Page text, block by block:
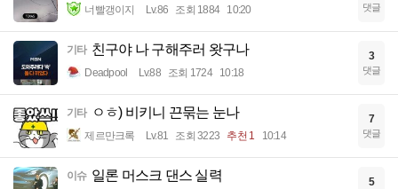
너빨갱이지 Lv.86 조회 1884 10:20 댓글
기타 친구야 나 구해주러 왓구나
Deadpool Lv.88 조회 1724 10:18
3
댓글
기타 ㅇㅎ) 비키니 끈묶는 눈나
제르만크록 Lv.81 조회 3223 추천 1 10:14
7
댓글
이슈 일론 머스크 댄스 실력 5